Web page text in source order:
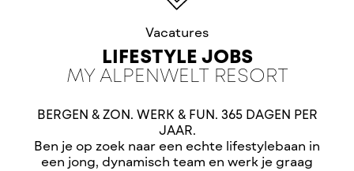
Vacatures
LIFESTYLE JOBS
MY ALPENWELT RESORT
BERGEN & ZON. WERK & FUN. 365 DAGEN PER
JAAR.
Ben je op zoek naar een echte lifestylebaan in
een jong, dynamisch team en werk je graag